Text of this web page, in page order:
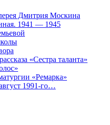
Дмитрия Москина
1941 — 1945
«Сестра таланта»
«Ремарка»
1991-го…